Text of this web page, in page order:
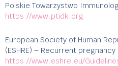
Polskie Towarzystwo
https://www.ptidk.org
European Society of Human
(ESHRE) – Recurrent pregnancy
https://www.eshre.eu/